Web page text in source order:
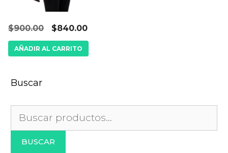
$900.00
El
precio
original
$840.00El
precio
actual
AÑADIR AL CARRITO
Buscar
BUSCAR